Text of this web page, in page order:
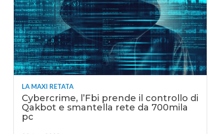
LA MAXI RETATA
Cybercrime, l’Fbi prende il controllo di
Qakbot e smantella rete da 700mila
pc